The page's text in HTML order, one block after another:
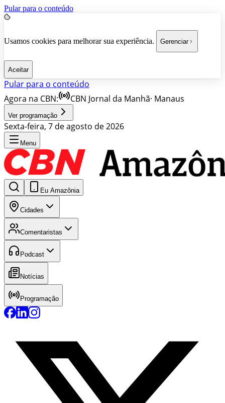
Pular para o conteúdo
Usamos cookies para melhorar sua experiência. Gerenciar
Aceitar
Pular para o conteúdo
Agora na CBN:
CBN Jornal da Manhã· Manaus
Ver programação
Sexta-feira, 7 de agosto de 2026
Menu
Eu Amazônia
Cidades
Comentaristas
Podcast
Notícias
Programação